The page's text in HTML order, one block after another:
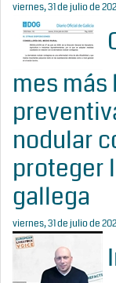
viernes, 31 de julio de
mes más
nodular
proteger
gallega
viernes, 31 de julio de